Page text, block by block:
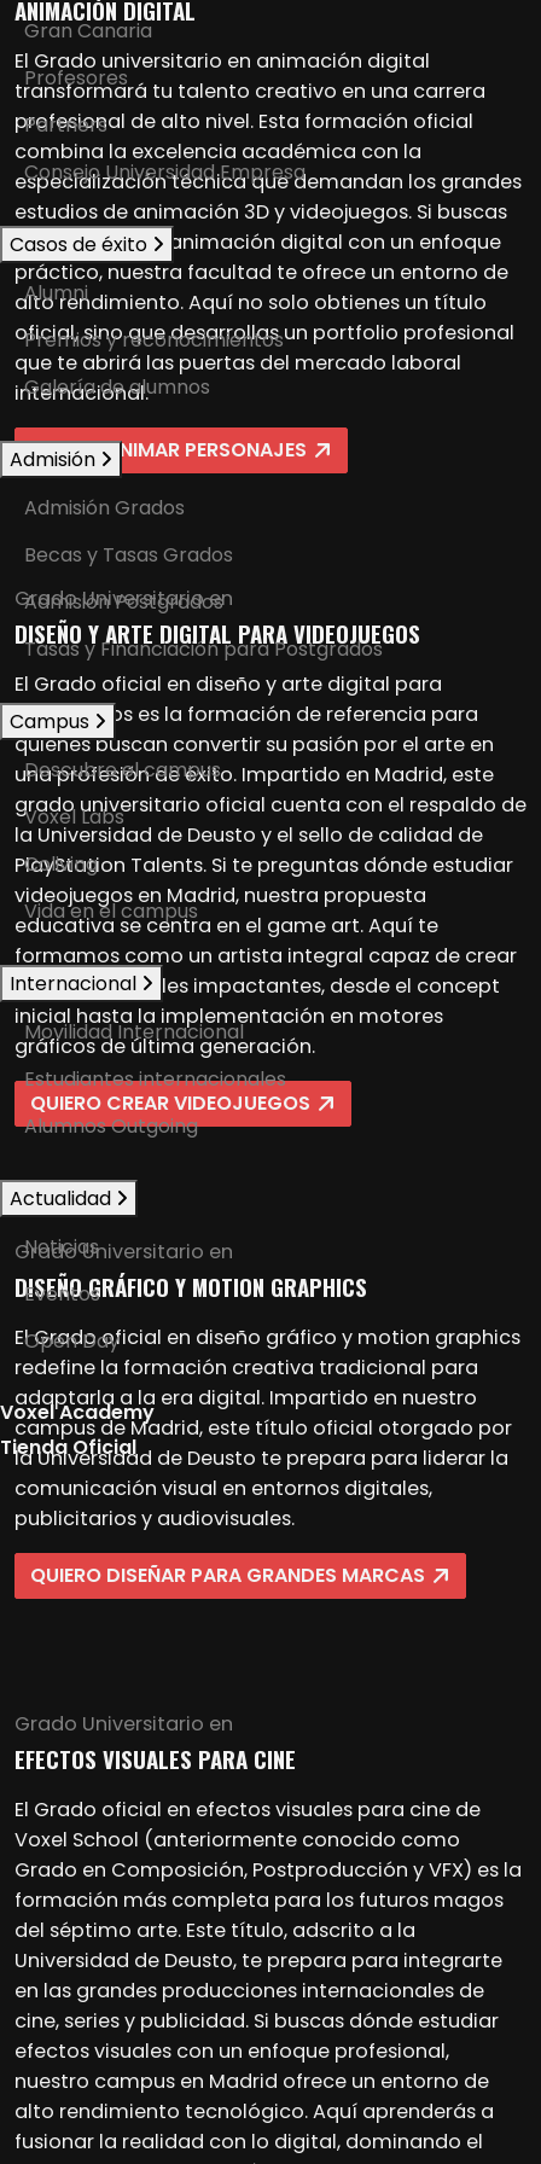
Gran Canaria
Profesores
Partners
Consejo Universidad Empresa
Casos de éxito
Alumni
Premios y reconocimientos
Galería de alumnos
Admisión
Admisión Grados
Becas y Tasas Grados
Admisión Postgrados
Tasas y Financiación para Postgrados
Campus
Descubre el campus
Voxel Labs
Coliving
Vida en el campus
Internacional
Movilidad Internacional
Estudiantes internacionales
Alumnos Outgoing
Actualidad
Noticias
Eventos
Open Day
Voxel Academy
Tienda Oficial
ANIMACIÓN DIGITAL
El Grado universitario en animación digital
transformará tu talento creativo en una carrera
profesional de alto nivel. Esta formación oficial
combina la excelencia académica con la
especialización técnica que demandan los grandes
estudios de animación 3D y videojuegos. Si buscas
dónde estudiar animación digital con un enfoque
práctico, nuestra facultad te ofrece un entorno de
alto rendimiento. Aquí no solo obtienes un título
oficial, sino que desarrollas un portfolio profesional
que te abrirá las puertas del mercado laboral
internacional.
QUIERO ANIMAR PERSONAJES
Grado Universitario en
DISEÑO Y ARTE DIGITAL PARA VIDEOJUEGOS
El Grado oficial en diseño y arte digital para
videojuegos es la formación de referencia para
quienes buscan convertir su pasión por el arte en
una profesión de éxito. Impartido en Madrid, este
grado universitario oficial cuenta con el respaldo de
la Universidad de Deusto y el sello de calidad de
PlayStation Talents. Si te preguntas dónde estudiar
videojuegos en Madrid, nuestra propuesta
educativa se centra en el game art. Aquí te
formamos como un artista integral capaz de crear
universos visuales impactantes, desde el concept
inicial hasta la implementación en motores
gráficos de última generación.
QUIERO CREAR VIDEOJUEGOS
Grado Universitario en
DISEÑO GRÁFICO Y MOTION GRAPHICS
El Grado oficial en diseño gráfico y motion graphics
redefine la formación creativa tradicional para
adaptarla a la era digital. Impartido en nuestro
campus de Madrid, este título oficial otorgado por
la Universidad de Deusto te prepara para liderar la
comunicación visual en entornos digitales,
publicitarios y audiovisuales.
QUIERO DISEÑAR PARA GRANDES MARCAS
Grado Universitario en
EFECTOS VISUALES PARA CINE
El Grado oficial en efectos visuales para cine de
Voxel School (anteriormente conocido como
Grado en Composición, Postproducción y VFX) es la
formación más completa para los futuros magos
del séptimo arte. Este título, adscrito a la
Universidad de Deusto, te prepara para integrarte
en las grandes producciones internacionales de
cine, series y publicidad. Si buscas dónde estudiar
efectos visuales con un enfoque profesional,
nuestro campus en Madrid ofrece un entorno de
alto rendimiento tecnológico. Aquí aprenderás a
fusionar la realidad con lo digital, dominando el